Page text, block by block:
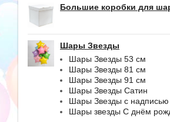
Большие коробки для
Шары Звезды
Шары Звезды 53 см
Шары Звезды 81 см
Шары Звезды 91 см
Шары Звезды Сатин
Шары Звезды с надписью
Шары звезды С днём